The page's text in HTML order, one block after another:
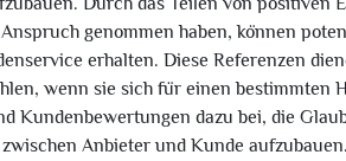
genommen haben, können
erhalten. Diese Referenzen
wenn sie sich für einen bestimmten
Kundenbewertungen dazu bei, die
Anbieter und Kunde aufzubauen.